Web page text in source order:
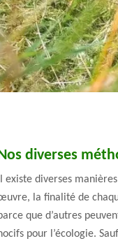
diverses
existe diverses
la finalité de
que d’autres
pour l’écologie.